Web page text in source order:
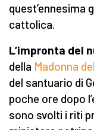
quest’ennesima
cattolica.
L’impronta del
della Madonna
del santuario di
poche ore dopo
sono svolti i riti